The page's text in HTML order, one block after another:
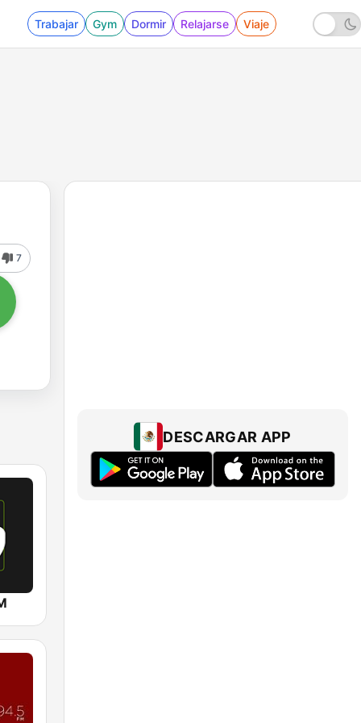
Trabajar Gym Dormir Relajarse Viaje
7
DESCARGAR APP